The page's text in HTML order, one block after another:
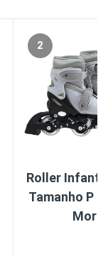
2
Roller Infantil
Tamanho P
Mor